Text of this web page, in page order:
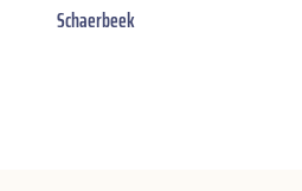
Schaerbeek